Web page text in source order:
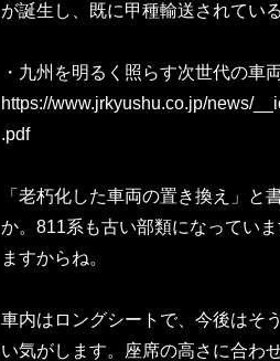
が誕生し、既に甲種輸送されてい
・九州を明るく照らす次世代の車
https://www.jrkyushu.co.jp/news/
.pdf
「老朽化した車両の置き換え」と
か。811系も古い部類になってい
ますからね。
車内はロングシートで、今後はそ
い気がします。座席の高さに合わ